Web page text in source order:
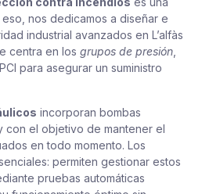
nos dedicamos a diseñar e
industrial avanzados en L’alfàs
centra en los grupos de presión,
para asegurar un suministro
incorporan bombas
con el objetivo de mantener el
en todo momento. Los
permiten gestionar estos
pruebas automáticas